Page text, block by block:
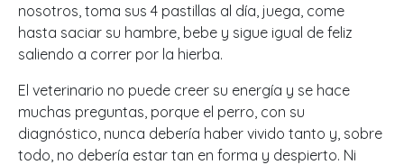
nosotros, toma sus 4 pastillas al día, juega, come
hasta saciar su hambre, bebe y sigue igual de feliz
saliendo a correr por la hierba.
El veterinario no puede creer su energía y se hace
muchas preguntas, porque el perro, con su
diagnóstico, nunca debería haber vivido tanto y, sobre
todo, no debería estar tan en forma y despierto. Ni